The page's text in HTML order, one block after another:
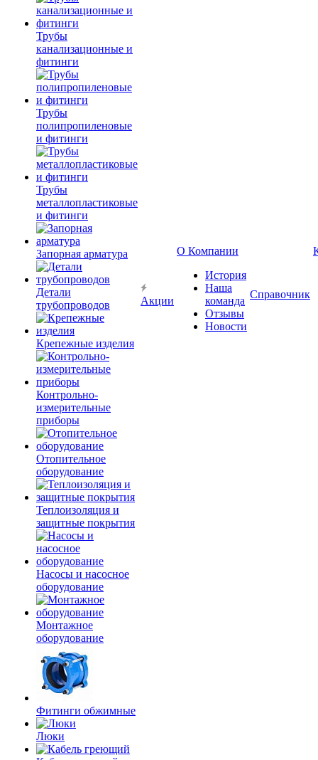
Трубы
канализационные и
фитинги
Трубы
полипропиленовые
и фитинги
Трубы
металлопластиковые
и фитинги
Запорная арматура
Детали
трубопроводов
Крепежные изделия
Контрольно-
измерительные
приборы
Отопительное
оборудование
Теплоизоляция и
защитные покрытия
Насосы и насосное
оборудование
Монтажное
оборудование
Фитинги обжимные
Люки
Акции
О Компании
История
Наша
команда
Отзывы
Новости
Справочник